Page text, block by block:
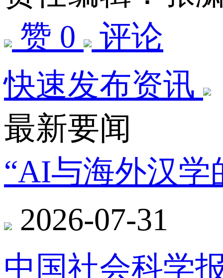
赞 0
评论
快速发布资讯
最新要闻
“AI与海外汉学
2026-07-31
中国社会科学